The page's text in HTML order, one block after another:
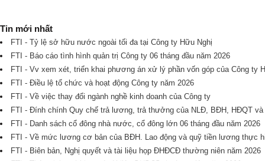
Tin mới nhất
FTI - Tỷ lệ sở hữu nước ngoài tối đa tại Công ty Hữu Nghị
FTI - Báo cáo tình hình quản trị Công ty 06 tháng đầu năm 2026
FTI - Vv xem xét, triển khai phương án xử lý phần vốn góp của Công ty
FTI - Điều lệ tổ chức và hoạt động Công ty năm 2026
FTI - Về việc thay đổi ngành nghề kinh doanh của Công ty
FTI - Đính chính Quy chế trả lương, trả thưởng của NLĐ, BĐH, HĐQT
FTI - Danh sách cổ đông nhà nước, cổ đông lớn 06 tháng đầu năm 2026
FTI - Về mức lương cơ bản của BĐH. Lao động và quỹ tiền lương thực
FTI - Biên bản, Nghị quyết và tài liệu họp ĐHĐCĐ thường niên năm 2026